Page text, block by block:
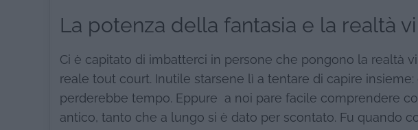
La potenza della fantasia e la realtà
Ci è capitato di imbatterci in persone che pongono la realtà
reale tout court. Inutile starsene lì a tentare di capire
perderebbe tempo. Eppure a noi pare facile comprendere
antico, tanto che a lungo si è dato per scontato. Fu quando